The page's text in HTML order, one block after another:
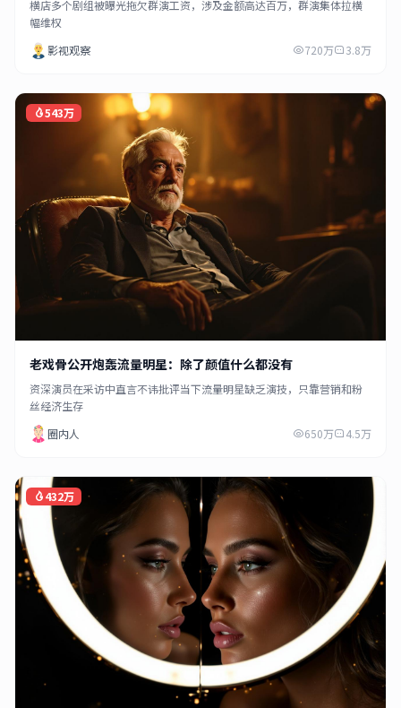
横店多个剧组被曝光拖欠群演工资，涉及金额高达百万，群演集体拉横
幅维权
影视观察
720万 3.8万
543万
老戏骨公开炮轰流量明星：除了颜值什么都没有
资深演员在采访中直言不讳批评当下流量明星缺乏演技，只靠营销和粉
丝经济生存
圈内人
650万 4.5万
432万